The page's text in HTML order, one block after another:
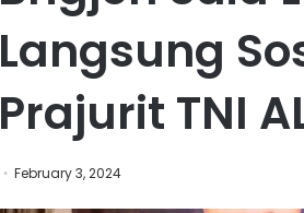
Langsung
Prajurit TNI
February 3, 2024